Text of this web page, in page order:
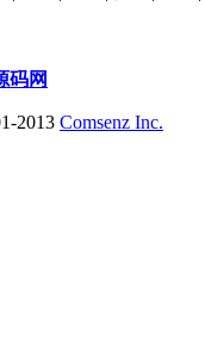
码网
2013 Comsenz Inc.